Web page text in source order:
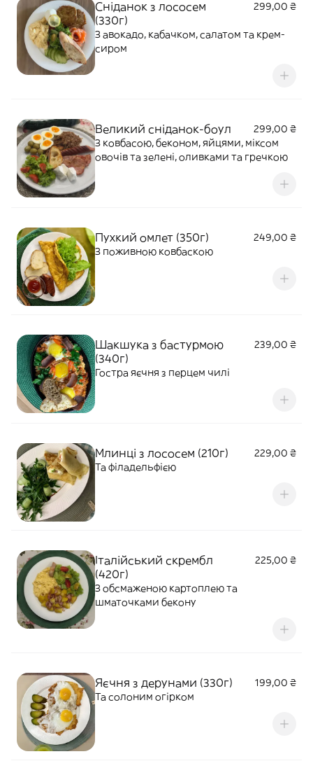
Сніданок з лососем
(330г)
299,00 ₴
З авокадо, кабачком, салатом та крем-
сиром
Великий сніданок-боул
299,00 ₴
З ковбасою, беконом, яйцями, міксом
овочів та зелені, оливками та гречкою
Пухкий омлет (350г)
249,00 ₴
З поживною ковбаскою
Шакшука з бастурмою
(340г)
239,00 ₴
Гостра яєчня з перцем чилі
Млинці з лососем (210г)
229,00 ₴
Та філадельфією
Італійський скрембл
(420г)
225,00 ₴
З обсмаженою картоплею та
шматочками бекону
Яєчня з дерунами (330г)
199,00 ₴
Та солоним огірком